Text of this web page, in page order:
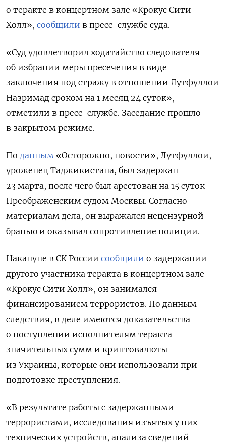
о теракте в концертном зале «Крокус Сити
Холл», сообщили в пресс-службе суда.
«Суд удовлетворил ходатайство следователя
об избрании меры пресечения в виде
заключения под стражу в отношении Лутфуллои
Назримад сроком на 1 месяц 24 суток», —
отметили в пресс-службе. Заседание прошло
в закрытом режиме.
По данным «Осторожно, новости», Лутфуллои,
уроженец Таджикистана, был задержан
23 марта, после чего был арестован на 15 суток
Преображенским судом Москвы. Согласно
материалам дела, он выражался нецензурной
бранью и оказывал сопротивление полиции.
Накануне в СК России сообщили о задержании
другого участника теракта в концертном зале
«Крокус Сити Холл», он занимался
финансированием террористов. По данным
следствия, в деле имеются доказательства
о поступлении исполнителям теракта
значительных сумм и криптовалюты
из Украины, которые они использовали при
подготовке преступления.
«В результате работы с задержанными
террористами, исследования изъятых у них
технических устройств, анализа сведений